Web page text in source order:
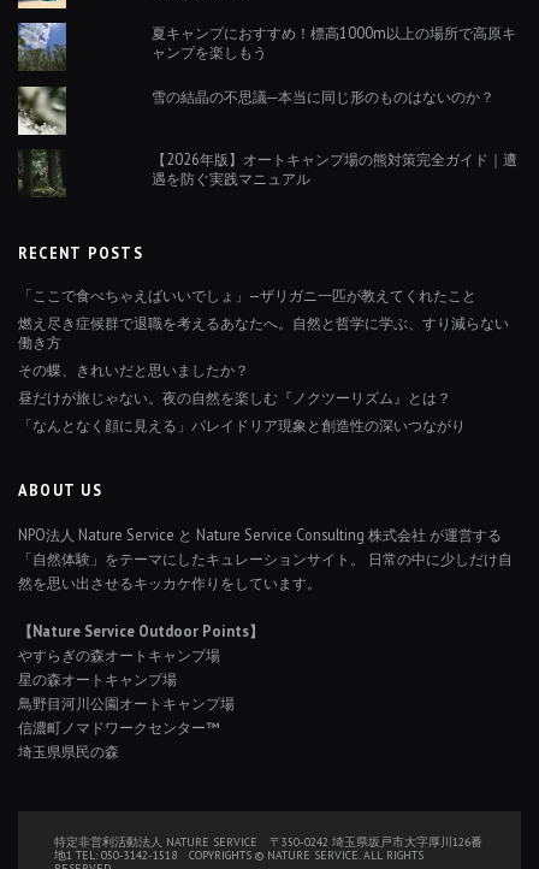
夏キャンプにおすすめ！標高1000m以上の場所で高原キ
ャンプを楽しもう
雪の結晶の不思議─本当に同じ形のものはないのか？
【2026年版】オートキャンプ場の熊対策完全ガイド｜遭
遇を防ぐ実践マニュアル
RECENT POSTS
「ここで食べちゃえばいいでしょ」—ザリガニ一匹が教えてくれたこと
燃え尽き症候群で退職を考えるあなたへ。自然と哲学に学ぶ、すり減らない
働き方
その蝶、きれいだと思いましたか？
昼だけが旅じゃない。夜の自然を楽しむ『ノクツーリズム』とは？
「なんとなく顔に見える」パレイドリア現象と創造性の深いつながり
ABOUT US
NPO法人 Nature Service と Nature Service Consulting 株式会社 が運営する
「自然体験」をテーマにしたキュレーションサイト。 日常の中に少しだけ自
然を思い出させるキッカケ作りをしています。
【Nature Service Outdoor Points】
やすらぎの森オートキャンプ場
星の森オートキャンプ場
鳥野目河川公園オートキャンプ場
信濃町ノマドワークセンター™
埼玉県県民の森
特定非営利活動法人 NATURE SERVICE 〒350-0242 埼玉県坂戸市大字厚川126番
地1 TEL: 050-3142-1518 COPYRIGHTS © NATURE SERVICE. ALL RIGHTS